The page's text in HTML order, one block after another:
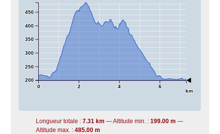
0 2 4 6
km
200
250
300
350
400
450
Longueur totale :7.31 km Altitude min. :199.00 m
Altitude max. :485.00 m